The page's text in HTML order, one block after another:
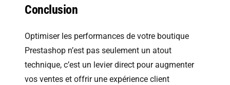
Conclusion
Optimiser les performances de votre boutique
Prestashop n’est pas seulement un atout
technique, c’est un levier direct pour augmenter
vos ventes et offrir une expérience client